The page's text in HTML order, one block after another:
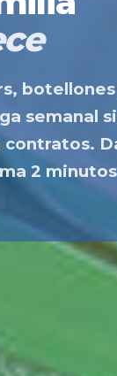
semanal
contratos.
2